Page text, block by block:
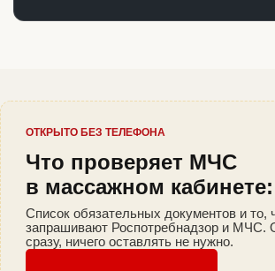
ОТКРЫТО БЕЗ ТЕЛЕФОНА
Что проверяет МЧС
в массажном кабинете:
Список обязательных документов и то,
запрашивают Роспотребнадзор и МЧС.
сразу, ничего оставлять не нужно.